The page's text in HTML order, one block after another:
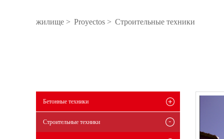
жилище > Proyectos > Строительные техники
Бетонные техники
Строительные техники